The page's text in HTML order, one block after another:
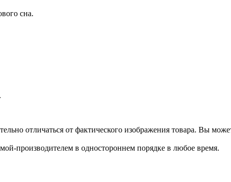
сна.
отличаться от фактического изображения товара. Вы
производителем в одностороннем порядке в любое время.